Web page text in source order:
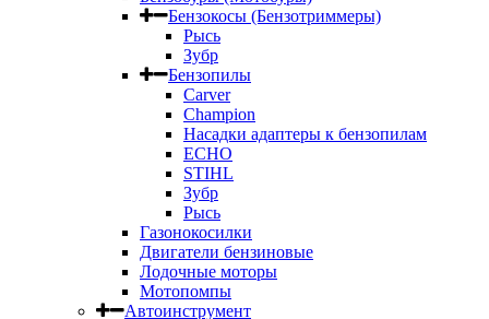
Бензокосы (Бензотриммеры)
Рысь
Зубр
Бензопилы
Carver
Champion
Насадки адаптеры к бензопилам
ECHO
STIHL
Зубр
Рысь
Газонокосилки
Двигатели бензиновые
Лодочные моторы
Мотопомпы
Автоинструмент